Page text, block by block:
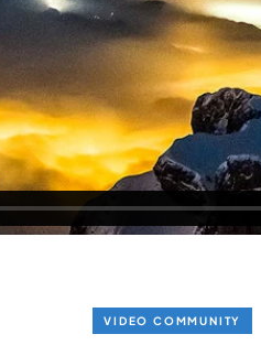
VIDEO COMMUNITY